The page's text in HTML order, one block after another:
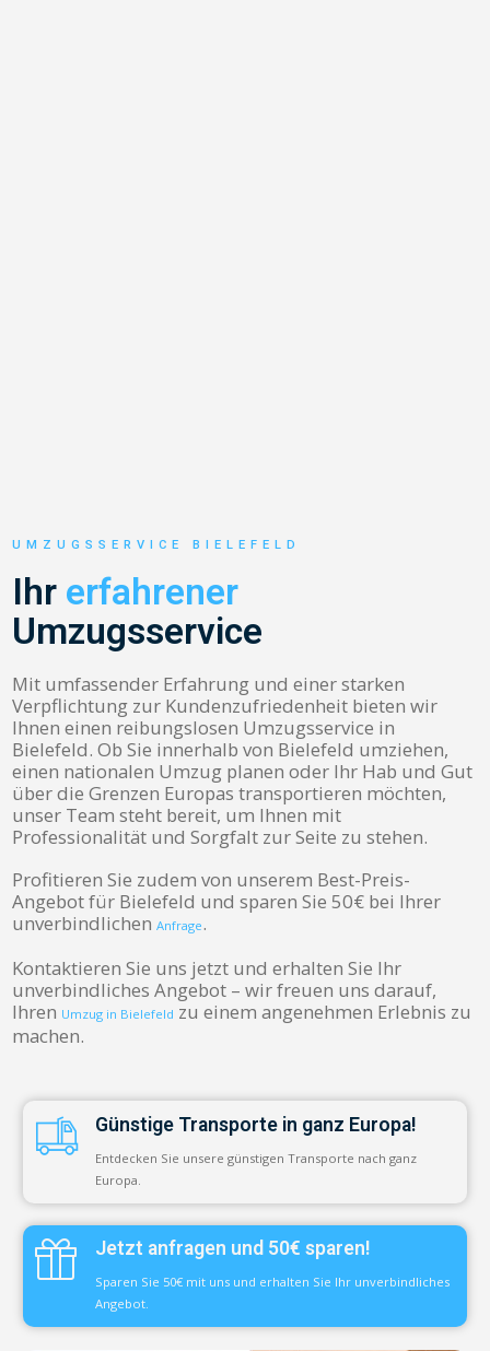
UMZUGSSERVICE BIELEFELD
Ihr erfahrener
Umzugsservice
Mit umfassender Erfahrung und einer starken
Verpflichtung zur Kundenzufriedenheit bieten wir
Ihnen einen reibungslosen Umzugsservice in
Bielefeld. Ob Sie innerhalb von Bielefeld umziehen,
einen nationalen Umzug planen oder Ihr Hab und Gut
über die Grenzen Europas transportieren möchten,
unser Team steht bereit, um Ihnen mit
Professionalität und Sorgfalt zur Seite zu stehen.
Profitieren Sie zudem von unserem Best-Preis-
Angebot für Bielefeld und sparen Sie 50€ bei Ihrer
unverbindlichenAnfrage.
Kontaktieren Sie uns jetzt und erhalten Sie Ihr
unverbindliches Angebot – wir freuen uns darauf,
Ihren Umzug in Bielefeld zu einem angenehmen Erlebnis zu
machen.
Günstige Transporte in ganz Europa!
Entdecken Sie unsere günstigen Transporte nach ganz
Europa.
Jetzt anfragen und 50€ sparen!
Sparen Sie 50€ mit uns und erhalten Sie Ihr unverbindliches
Angebot.